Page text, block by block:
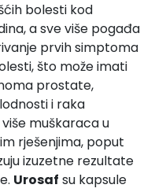
bolesti kod
a sve više pogađa
prvih simptoma
što može imati
prostate,
i raka
muškaraca u
rješenjima, poput
izuzetne rezultate
Urosaf su kapsule